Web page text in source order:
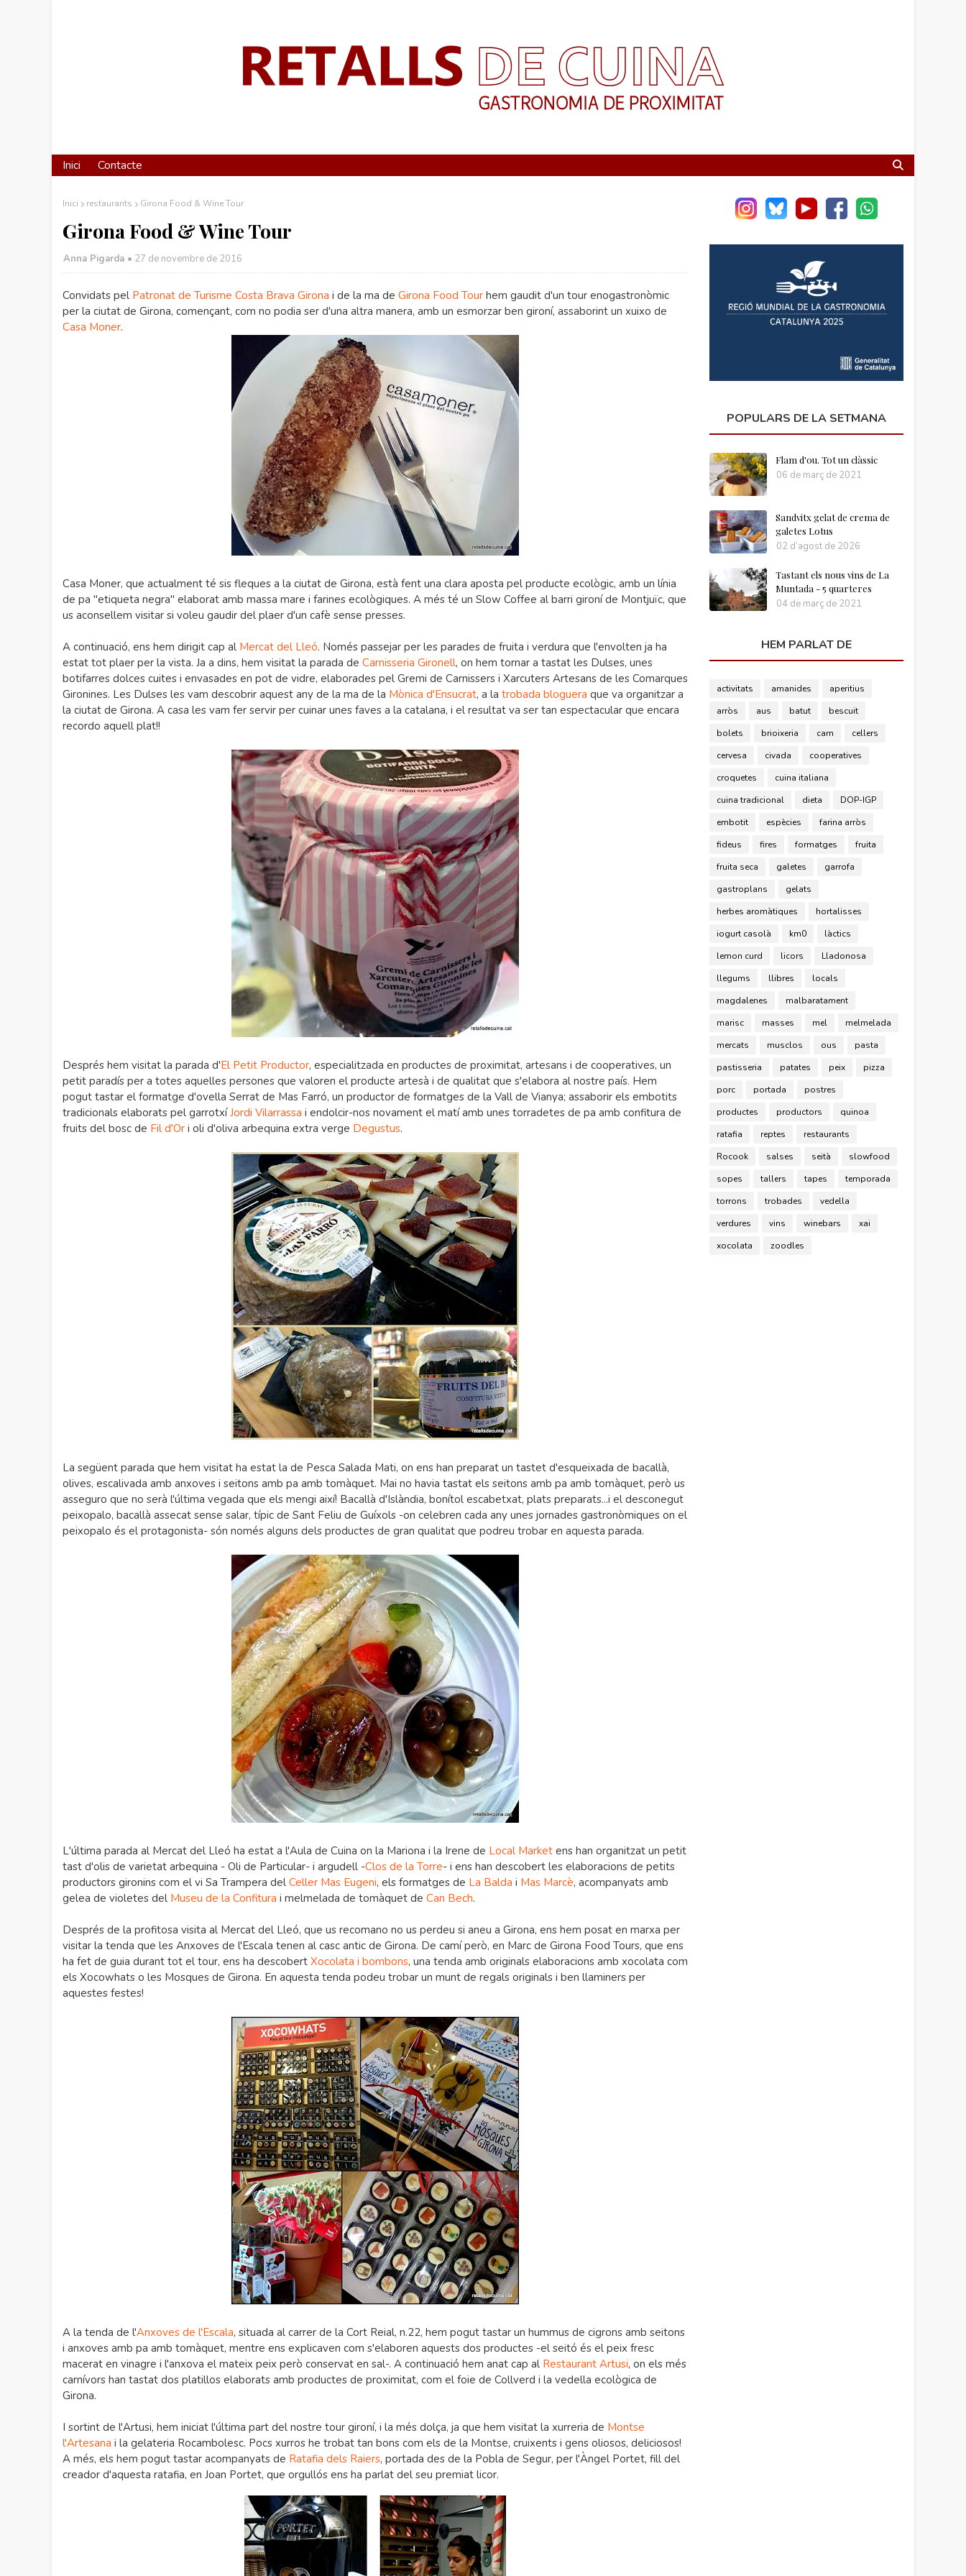
Inici Contacte
Inici restaurants Girona Food & Wine Tour
Girona Food & Wine Tour
Anna Pigarda • 27 de novembre de 2016
Convidats pel Patronat de Turisme Costa Brava Girona i de la ma de Girona Food Tour hem gaudit d'un tour enogastronòmic
per la ciutat de Girona, començant, com no podia ser d'una altra manera, amb un esmorzar ben gironí, assaborint un xuixo de
Casa Moner.
Casa Moner, que actualment té sis fleques a la ciutat de Girona, està fent una clara aposta pel producte ecològic, amb un línia
de pa "etiqueta negra" elaborat amb massa mare i farines ecològiques. A més té un Slow Coffee al barri gironí de Montjuïc, que
us aconsellem visitar si voleu gaudir del plaer d'un cafè sense presses.
A continuació, ens hem dirigit cap al Mercat del Lleó. Només passejar per les parades de fruita i verdura que l'envolten ja ha
estat tot plaer per la vista. Ja a dins, hem visitat la parada de Carnisseria Gironell, on hem tornar a tastat les Dulses, unes
botifarres dolces cuites i envasades en pot de vidre, elaborades pel Gremi de Carnissers i Xarcuters Artesans de les Comarques
Gironines. Les Dulses les vam descobrir aquest any de la ma de la Mònica d'Ensucrat, a la trobada bloguera que va organitzar a
la ciutat de Girona. A casa les vam fer servir per cuinar unes faves a la catalana, i el resultat va ser tan espectacular que encara
recordo aquell plat!!
Després hem visitat la parada d'El Petit Productor, especialitzada en productes de proximitat, artesans i de cooperatives, un
petit paradís per a totes aquelles persones que valoren el producte artesà i de qualitat que s'elabora al nostre país. Hem
pogut tastar el formatge d'ovella Serrat de Mas Farró, un productor de formatges de la Vall de Vianya; assaborir els embotits
tradicionals elaborats pel garrotxíJordi Vilarrassa i endolcir-nos novament el matí amb unes torradetes de pa amb confitura de
fruits del bosc de Fil d'Or i oli d'oliva arbequina extra verge Degustus.
La següent parada que hem visitat ha estat la de Pesca Salada Mati, on ens han preparat un tastet d'esqueixada de bacallà,
olives, escalivada amb anxoves i seitons amb pa amb tomàquet. Mai no havia tastat els seitons amb pa amb tomàquet, però us
asseguro que no serà l'última vegada que els mengi així! Bacallà d'Islàndia, bonítol escabetxat, plats preparats...i el desconegut
peixopalo, bacallà assecat sense salar, típic de Sant Feliu de Guíxols -on celebren cada any unes jornades gastronòmiques on el
peixopalo és el protagonista- són només alguns dels productes de gran qualitat que podreu trobar en aquesta parada.
L'última parada al Mercat del Lleó ha estat a l'Aula de Cuina on la Mariona i la Irene de Local Market ens han organitzat un petit
tast d'olis de varietat arbequina - Oli de Particular- i argudell -Clos de la Torre- i ens han descobert les elaboracions de petits
productors gironins com el vi Sa Trampera del Celler Mas Eugeni, els formatges de La Balda i Mas Marcè, acompanyats amb
gelea de violetes del Museu de la Confitura i melmelada de tomàquet de Can Bech.
Després de la profitosa visita al Mercat del Lleó, que us recomano no us perdeu si aneu a Girona, ens hem posat en marxa per
visitar la tenda que les Anxoves de l'Escala tenen al casc antic de Girona. De camí però, en Marc de Girona Food Tours, que ens
ha fet de guia durant tot el tour, ens ha descobert Xocolata i bombons, una tenda amb originals elaboracions amb xocolata com
els Xocowhats o les Mosques de Girona. En aquesta tenda podeu trobar un munt de regals originals i ben llaminers per
aquestes festes!
A la tenda de l'Anxoves de l'Escala, situada al carrer de la Cort Reial, n.22, hem pogut tastar un hummus de cigrons amb seitons
i anxoves amb pa amb tomàquet, mentre ens explicaven com s'elaboren aquests dos productes -el seitó és el peix fresc
macerat en vinagre i l'anxova el mateix peix però conservat en sal-. A continuació hem anat cap al Restaurant Artusi, on els més
carnívors han tastat dos platillos elaborats amb productes de proximitat, com el foie de Collverd i la vedella ecològica de
Girona.
I sortint de l'Artusi, hem iniciat l'última part del nostre tour gironí, i la més dolça, ja que hem visitat la xurreria de Montse
l'Artesana i la gelateria Rocambolesc. Pocs xurros he trobat tan bons com els de la Montse, cruixents i gens oliosos, deliciosos!
A més, els hem pogut tastar acompanyats de Ratafia dels Raiers, portada des de la Pobla de Segur, per l'Àngel Portet, fill del
creador d'aquesta ratafia, en Joan Portet, que orgullós ens ha parlat del seu premiat licor.
POPULARS DE LA SETMANA
Flam d'ou. Tot un clàssic
06 de març de 2021
Sandvitx gelat de crema de
galetes Lotus
02 d’agost de 2026
Tastant els nous vins de La
Muntada - 5 quarteres
04 de març de 2021
HEM PARLAT DE
activitats amanides
aperitius
arròs
aus batut
bescuit
bolets
brioixeria carn
cellers
cervesa
civada
cooperatives
croquetes
cuina italiana
cuina tradicional
dieta
DOP-IGP
embotit
espècies
farina arròs
fideus
fires formatges
fruita
fruita seca
galetes
garrofa
gastroplans
gelats
herbes aromàtiques
hortalisses
iogurt casolà
km0
làctics
lemon curd
licors
Lladonosa
llegums
llibres
locals
magdalenes
malbaratament
marisc
masses mel
melmelada
mercats
musclos ous
pasta
pastisseria
patates peix
pizza
porc
portada
postres
productes
productors
quinoa
ratafia
reptes
restaurants
Rocook
salses seità
slowfood
sopes
tallers tapes
temporada
torrons
trobades
vedella
verdures
vins winebars
xai
xocolata
zoodles